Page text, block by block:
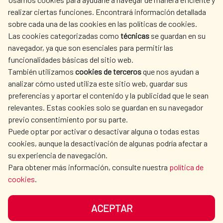
México
Centro Cultural de España en Buenos
Aires: Argentina
Centro Cultural de España en Lima: Perú
realizar ciertas funciones. Encontrará información detallada
sobre cada una de las cookies en las políticas de cookies.
Las cookies categorizadas como técnicas se guardan en su
navegador, ya que son esenciales para permitir las
funcionalidades básicas del sitio web.
También utilizamos cookies de tercerosque nos ayudan a
analizar cómo usted utiliza este sitio web, guardar sus
preferencias y aportar el contenido y la publicidad que le sean
relevantes. Estas cookies solo se guardan en su navegador
previo consentimiento por su parte.
Puede optar por activar o desactivar alguna o todas estas
cookies, aunque la desactivación de algunas podría afectar a
su experiencia de navegación.
Para obtener más información, consulte nuestra política de
cookies.
ACEPTAR
AECID
WHERE DO WE COOPERATE?
SPANISH HUMANITARIAN
ACTION
PRESS ROOM
CULTURE AND SCIENCE LIBRARY
OUR SOCIAL MEDIA
DATA PROTECTION